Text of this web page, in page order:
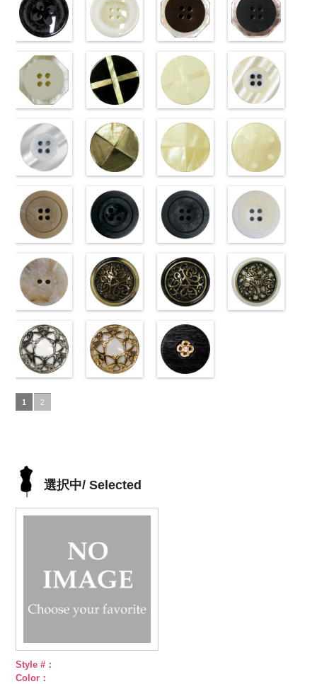
ブラウン 大
ボタン直径
23mm／小ボ
18mm 4000
ベージュ 大
ボタン直径
23mm／小ボ
18mm
4000
クリーム
大
ボタン直径
23mm／小ボ
18mm
4000
ブラック
大
ボタン直径
23mm／小ボ
18mm 4000
S06/SN)
http://www.anys.co.jp/wp-
content/uploads/2013/04/vt102-
VT102-S06
グレー 大ボ
タン直径
23mm／小ボ
18mm 4000
S01/SN)
http://www.anys.co.jp/wp-
content/uploads/2013/04/vt102-
VT102-S01
ホワイト 大
ボタン直径
23mm／小ボ
18mm 4000
(PW2039-
45/SN)
http://www.anys.co.jp/wp-
45.jpg
PW2039-45
ブラウン
ラワー 大ボ
23mm／小ボ
タン直径
18mm
4000
(PW2039-
40/SN)
http://
40.jpg
PW2039-40
ベージュ フ
ラワー 大ボ
23mm／小ボ
タン直径
18mm
4000
ック
(PW2039-
09/SN)
http://www.anys.co.jp/wp-
09.jpg
PW2039-09
ブラック フ
ラワー 大ボ
23mm／小ボ
タン直径
18mm 4000
イト
(PW2039-
001/SN)
http://www.anys.co.jp/wp-
001.jpg
PW2039-001
ホワイト フ
ラワー 大ボ
23mm／小ボ
タン直径
18mm 4000
(10059668-
47/SN)
http://www.anys.co.jp/wp-
content/uploads/2013/04/10059668-
10059668-47
ブラウン 八
角
大ボタン
直径23mm／
18mm 4000
(10059668-
09/SN)
http://
content/uploads/
10059668-09
ブラック 八
角
大ボタン
直径23mm／
18mm
4000
(10059668-
01/SN)
http://www.anys.co.jp/wp-
content/uploads/2013/04/10059668-
10059668-01
ホワイト
八
角 大ボタン
直径23mm／
18mm
4000
ク(10059641-
09/SN)
http://www.anys.co.jp/wp-
content/uploads/2013/04/10059641-
10059641-09
ブラック ク
ロス 大ボタ
ン直径23mm
径18mm
4000
ト(10059641-
01/SN)
http://www.anys.co.jp/wp-
content/uploads/2013/04/10059641-
10059641-01
ホワイト ク
ロス 大ボタ
ン直径23mm
径18mm
4000
クリーム
(10029319-
42/SN)
http://
42.jpg
10029319-42
クリーム
沢ラウンド
23mm／小ボ
タン直径
18mm 4000
ホワイト
(10029319-
01/SN)
http://www.anys.co.jp/wp-
01.jpg
10029319-01
ホワイト 光
沢ラウンド
23mm／小ボ
タン直径
18mm 4000
ラック
(10055476-
09/SN)
http://www.anys.co.jp/wp-
09.jpg
10055476-09
ブラック 光
沢クロス 大
23mm／小ボ
タン直径
18mm 4000
ワイト
(10055476-
01/SN)
http://www.anys.co.jp/wp-
01.jpg
10055476-01
ホワイト 光
沢クロス 大
23mm／小ボ
タン直径
18mm 4000
ワイト
(10059633-
01/SN)
http://
01.jpg
10059633-01
ホワイト 光
沢ドット 大
ュ(10039314-
42/SN)
http://www.anys.co.jp/wp-
content/uploads/2013/04/10039314-
10039314-42
ベージュ マ
ット 大ボタ
ン直径23mm
径18mm
4000
ク(10039314-
09/SN)
http://www.anys.co.jp/wp-
content/uploads/2013/04/10039314-
10039314-09
ブラック マ
ット 大ボタ
ン直径23mm
(10039314-
06/SN)
http://www.anys.co.jp/wp-
content/uploads/2013/04/10039314-
10039314-06
グレー マッ
ト 大ボタン
直径23mm／
ト(10039314-
01/SN)
http://
content/uploads/
ュ(10029386-
42/SN)
http://www.anys.co.jp/wp-
content/uploads/2013/04/10029386-
10029386-42
ベージュ
径18mm
4000
(VC9771-
43/SN)
http://www.anys.co.jp/wp-
content/uploads/2013/04/vc9771-
(VC9771-
09/SN)
http://www.anys.co.jp/wp-
content/uploads/2013/04/vc9771-
(KVM4525-
N/SN)
KVM4525-N
シルバー 蝶
柄 大ボタン
直径23mm／
小ボタン直径
ゴールド
柄 大ボタン
直径23mm／
小ボタン直径
インストーン
1 2
選択中/ Selected
Style #：
Color：